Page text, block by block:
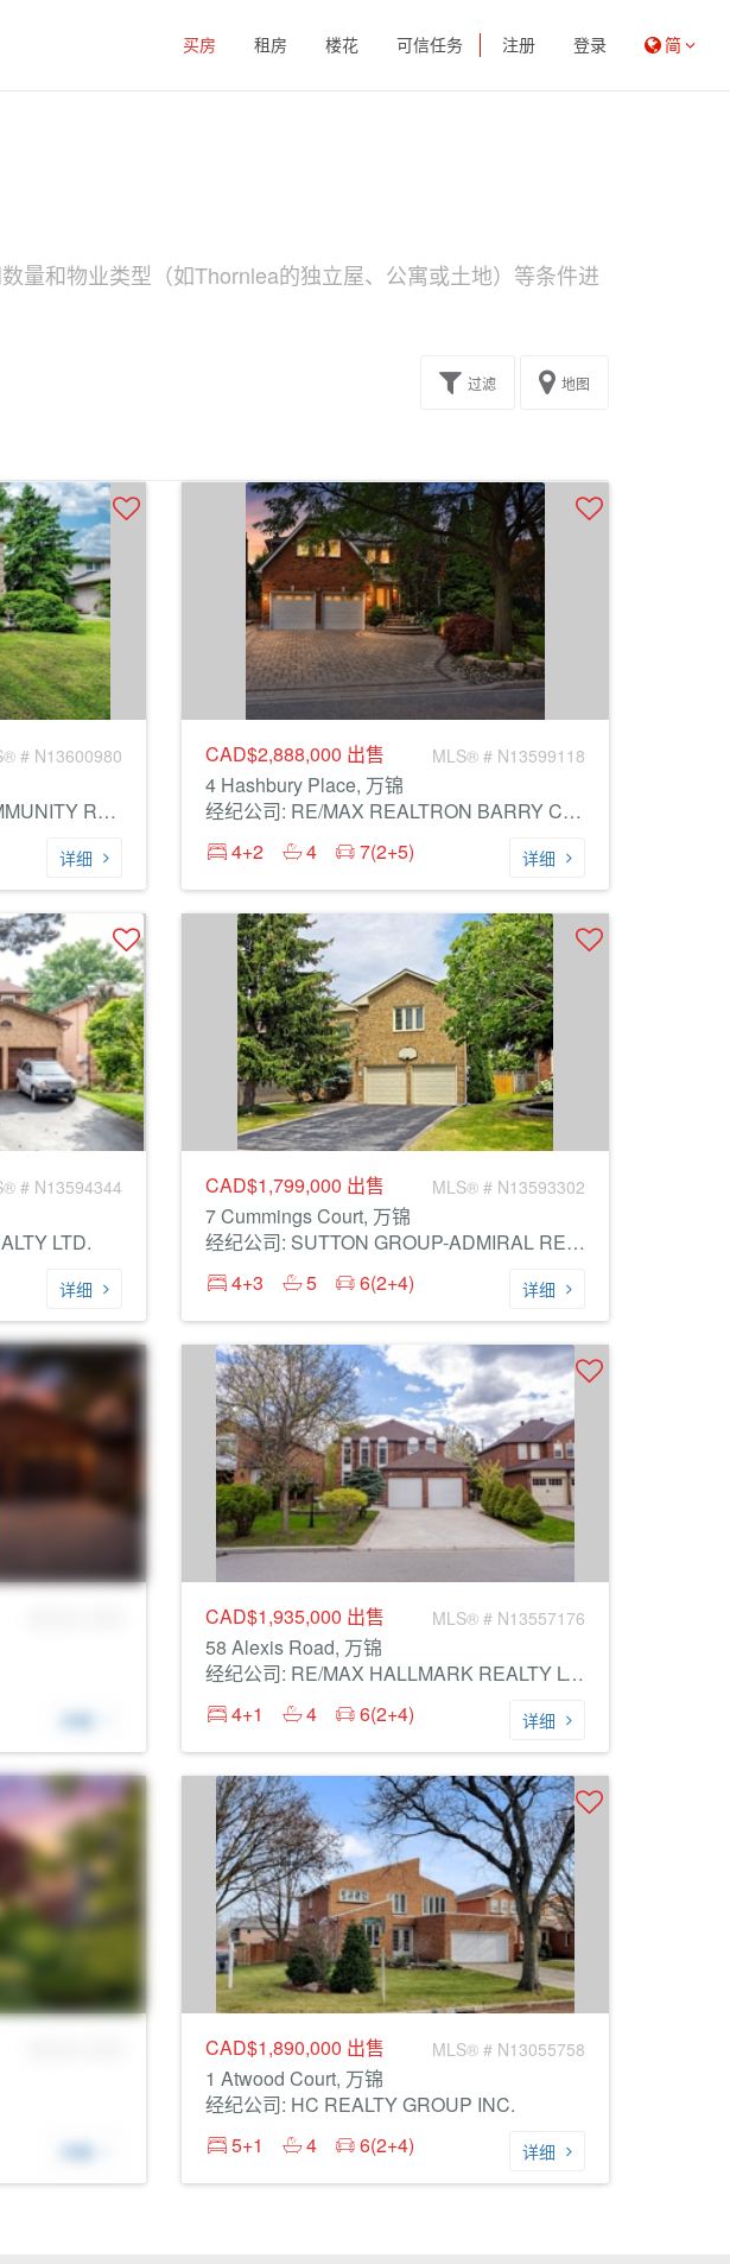
买房 租房 楼花 可信任务 注册 登录 简
量和物业类型（如Thornlea的独立屋、公寓或土地）等条件进
过滤 地图
# N13600980
经纪公司: REMAX YOUR COMMUNITY REALTY
详细
CAD$2,888,000 出售 MLS® # N13599118
4 Hashbury Place, 万锦
经纪公司: RE/MAX REALTRON BARRY COHEN HOMES INC.
4+2
4 7(2+5) 详细
# N13594344
LTD.
详细
CAD$1,799,000 出售 MLS® # N13593302
7 Cummings Court, 万锦
经纪公司: SUTTON GROUP-ADMIRAL REALTY INC.
4+3
5 6(2+4) 详细
详细
CAD$1,935,000 出售 MLS® # N13557176
58 Alexis Road, 万锦
经纪公司: RE/MAX HALLMARK REALTY LTD.
4+1
4 6(2+4) 详细
详细
CAD$1,890,000 出售 MLS® # N13055758
1 Atwood Court, 万锦
经纪公司: HC REALTY GROUP INC.
5+1
4 6(2+4) 详细